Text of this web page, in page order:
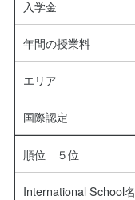
入学金
年間の授業料
エリア
国際認定
順位 ５位
International School名